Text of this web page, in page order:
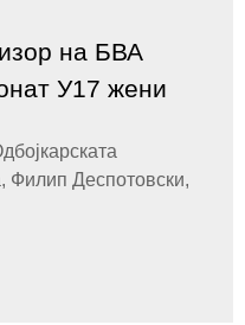
на БВА
У17 жени
Филип Деспотовски,